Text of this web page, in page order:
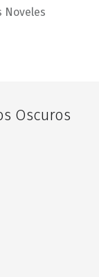
Noveles
Oscuros